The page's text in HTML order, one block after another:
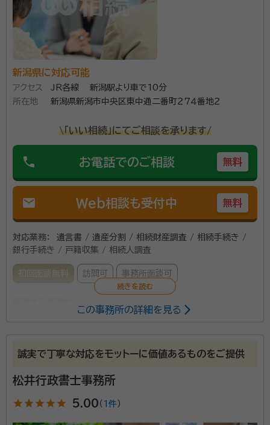
相続は慣れないことばかり、どうぞご相談ください。丁
寧に説明いたします。 遺言書作成お手伝いいたします。
公正証書遺言、自筆証書遺言などお話を伺ってお気持
ちに沿った形を提案していきます。 まずはご相談お待ち
しております。 行政書士には守秘義務が課されていま
すので、プライバシーはお守りしますのでご安心くださ
資格等： 行政書士
新潟県に対応可能
アクセス
JR各線 新潟駅より車で10分
所在地
新潟県新潟市中央区東中通二番町２７４番地２
\「いい相続」にてご相談を承ります/
phone お電話でのご相談 無料
mail Web相談も受付中 無料
対応業務：
遺言書 / 遺産分割 / 相続財産調査 / 相続手続き /
銀行手続き / 戸籍収集 / 相続人調査
初回面談無料 訪問可 事務所面談可
資格等：行政書士
この事務所の詳細を見る
誠実で丁寧な対応をモットーに価値あるものをご提供
松井行政書士事務所
star star star star star 5.00 （ 1件 ）